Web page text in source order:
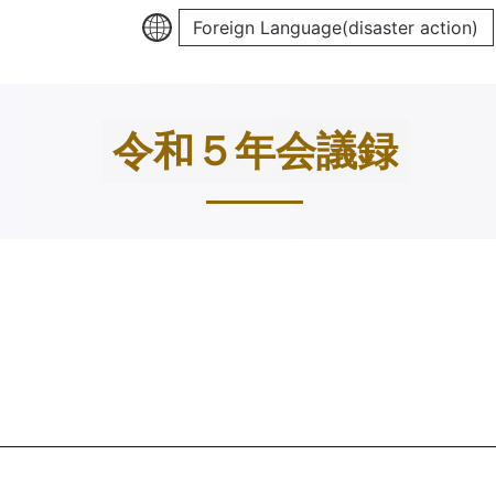
Foreign Language(disaster action)
令和５年会議録